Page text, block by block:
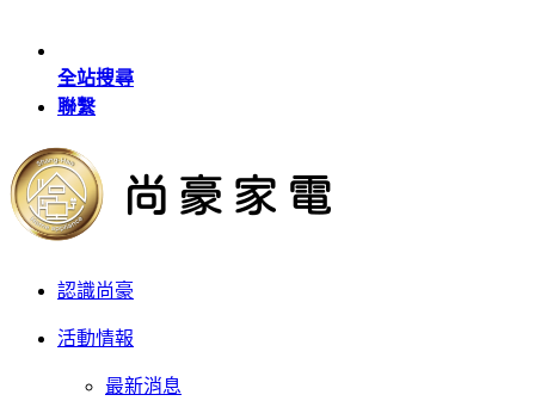
全站搜尋
聯繫
認識尚豪
活動情報
最新消息